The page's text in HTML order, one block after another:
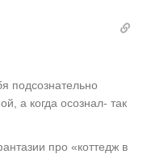
подсознательно
а когда осознал- так
про «коттедж в